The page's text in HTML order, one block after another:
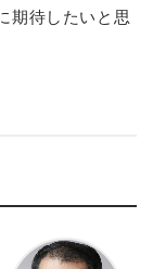
期待したいと思